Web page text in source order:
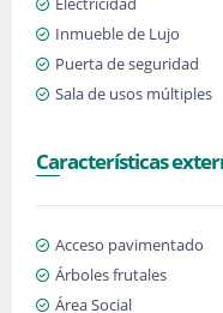
Inmueble de Lujo
Puerta de seguridad
Sala de usos múltiples
Características
Acceso pavimentado
Árboles frutales
Área Social